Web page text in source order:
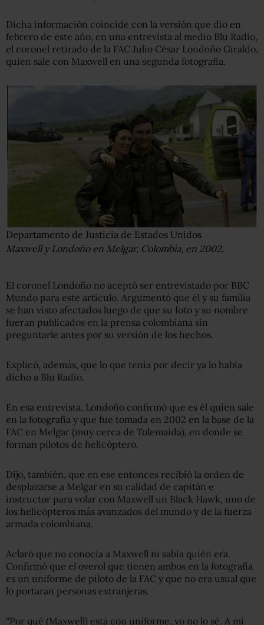
Dicha información coincide con la versión que dio en
febrero de este año, en una entrevista al medio Blu Radio,
el coronel retirado de la FAC Julio César Londoño Giraldo,
quien sale con Maxwell en una segunda fotografía.
Departamento de Justicia de Estados Unidos
Maxwell y Londoño en Melgar, Colombia, en 2002.
El coronel Londoño no aceptó ser entrevistado por BBC
Mundo para este artículo. Argumentó que él y su familia
se han visto afectados luego de que su foto y su nombre
fueran publicados en la prensa colombiana sin
preguntarle antes por su versión de los hechos.
Explicó, además, que lo que tenía por decir ya lo había
dicho a Blu Radio.
En esa entrevista, Londoño confirmó que es él quien sale
en la fotografía y que fue tomada en 2002 en la base de la
FAC en Melgar (muy cerca de Tolemaida), en donde se
forman pilotos de helicóptero.
Dijo, también, que en ese entonces recibió la orden de
desplazarse a Melgar en su calidad de capitán e
instructor para volar con Maxwell un Black Hawk, uno de
los helicópteros más avanzados del mundo y de la fuerza
armada colombiana.
Aclaró que no conocía a Maxwell ni sabía quién era.
Confirmó que el overol que tienen ambos en la fotografía
es un uniforme de piloto de la FAC y que no era usual que
lo portaran personas extranjeras.
“Por qué (Maxwell) está con uniforme, yo no lo sé. A mí